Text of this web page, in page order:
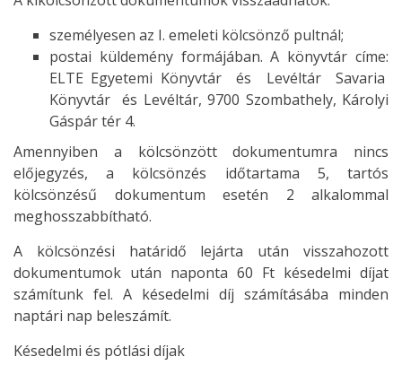
személyesen az I. emeleti kölcsönző pultnál;
postai küldemény formájában. A könyvtár címe:
ELTE Egyetemi Könyvtár és Levéltár Savaria
Könyvtár és Levéltár, 9700 Szombathely, Károlyi
Gáspár tér 4.
Amennyiben a kölcsönzött dokumentumra nincs
előjegyzés, a kölcsönzés időtartama 5, tartós
kölcsönzésű dokumentum esetén 2 alkalommal
meghosszabbítható.
A kölcsönzési határidő lejárta után visszahozott
dokumentumok után naponta 60 Ft késedelmi díjat
számítunk fel. A késedelmi díj számításába minden
naptári nap beleszámít.
Késedelmi és pótlási díjak